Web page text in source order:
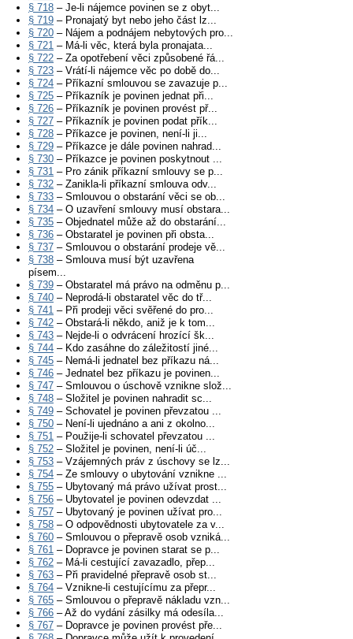
§ 718 – Je-li nájemce povinen se z obyt...
§ 719 – Pronajatý byt nebo jeho část lz...
§ 720 – Nájem a podnájem nebytových pro...
§ 721 – Má-li věc, která byla pronajata...
§ 722 – Za opotřebení věci způsobené řá...
§ 723 – Vrátí-li nájemce věc po době do...
§ 724 – Příkazní smlouvou se zavazuje p...
§ 725 – Příkazník je povinen jednat při...
§ 726 – Příkazník je povinen provést př...
§ 727 – Příkazník je povinen podat přík...
§ 728 – Příkazce je povinen, není-li ji...
§ 729 – Příkazce je dále povinen nahrad...
§ 730 – Příkazce je povinen poskytnout ...
§ 731 – Pro zánik příkazní smlouvy se p...
§ 732 – Zanikla-li příkazní smlouva odv...
§ 733 – Smlouvou o obstarání věci se ob...
§ 734 – O uzavření smlouvy musí obstara...
§ 735 – Objednatel může až do obstarání...
§ 736 – Obstaratel je povinen při obsta...
§ 737 – Smlouvou o obstarání prodeje vě...
§ 738 – Smlouva musí být uzavřena
písem...
§ 739 – Obstaratel má právo na odměnu p...
§ 740 – Neprodá-li obstaratel věc do tř...
§ 741 – Při prodeji věci svěřené do pro...
§ 742 – Obstará-li někdo, aniž je k tom...
§ 743 – Nejde-li o odvrácení hrozící šk...
§ 744 – Kdo zasáhne do záležitostí jiné...
§ 745 – Nemá-li jednatel bez příkazu ná...
§ 746 – Jednatel bez příkazu je povinen...
§ 747 – Smlouvou o úschově vznikne slož...
§ 748 – Složitel je povinen nahradit sc...
§ 749 – Schovatel je povinen převzatou ...
§ 750 – Není-li ujednáno a ani z okolno...
§ 751 – Použije-li schovatel převzatou ...
§ 752 – Složitel je povinen, není-li úč...
§ 753 – Vzájemných práv z úschovy se lz...
§ 754 – Ze smlouvy o ubytování vznikne ...
§ 755 – Ubytovaný má právo užívat prost...
§ 756 – Ubytovatel je povinen odevzdat ...
§ 757 – Ubytovaný je povinen užívat pro...
§ 758 – O odpovědnosti ubytovatele za v...
§ 760 – Smlouvou o přepravě osob vzniká...
§ 761 – Dopravce je povinen starat se p...
§ 762 – Má-li cestující zavazadlo, přep...
§ 763 – Při pravidelné přepravě osob st...
§ 764 – Vznikne-li cestujícímu za přepr...
§ 765 – Smlouvou o přepravě nákladu vzn...
§ 766 – Až do vydání zásilky má odesíla...
§ 767 – Dopravce je povinen provést pře...